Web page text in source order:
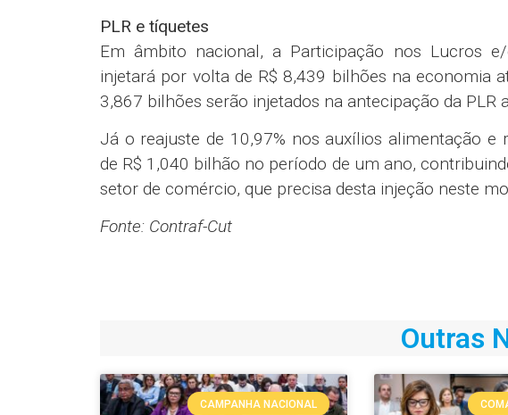
PLR e tíquetes
Em âmbito nacional, a Participação nos Lucros
injetará por volta de R$ 8,439 bilhões na economia
3,867 bilhões serão injetados na antecipação da PLR
Já o reajuste de 10,97% nos auxílios alimentação
de R$ 1,040 bilhão no período de um ano,
setor de comércio, que precisa desta injeção neste
Fonte: Contraf-Cut
Outras
CAMPANHA NACIONAL